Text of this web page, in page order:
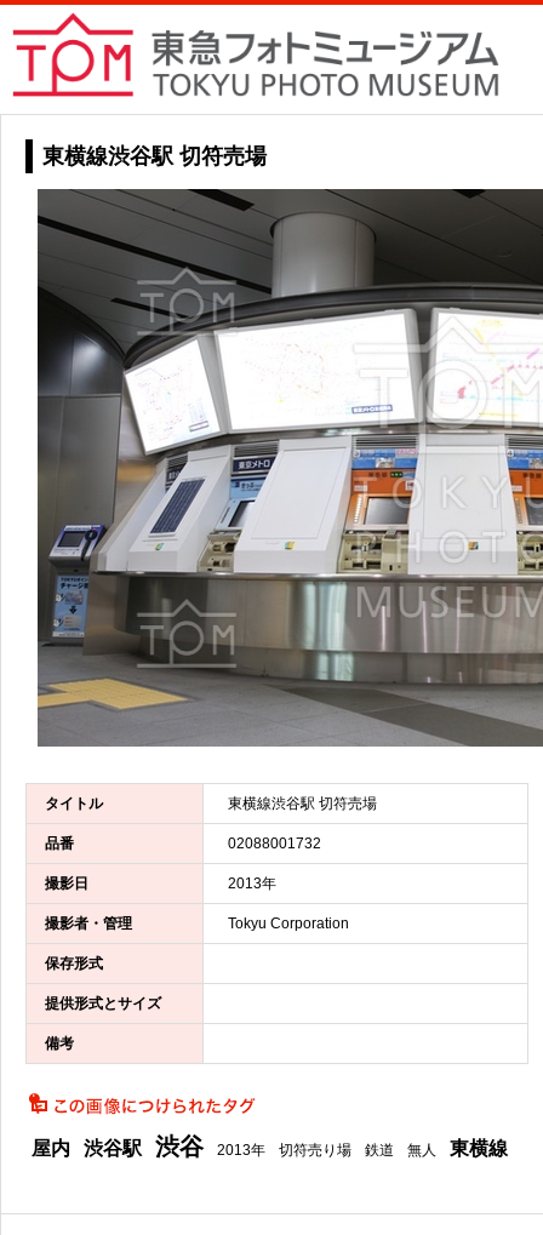
東横線渋谷駅 切符売場
タイトル 東横線渋谷駅 切符売場
品番 02088001732
撮影日 2013年
撮影者・管理 Tokyu Corporation
保存形式
提供形式とサイズ
備考
屋内 渋谷駅 渋谷 2013年 切符売り場 鉄道 無人 東横線